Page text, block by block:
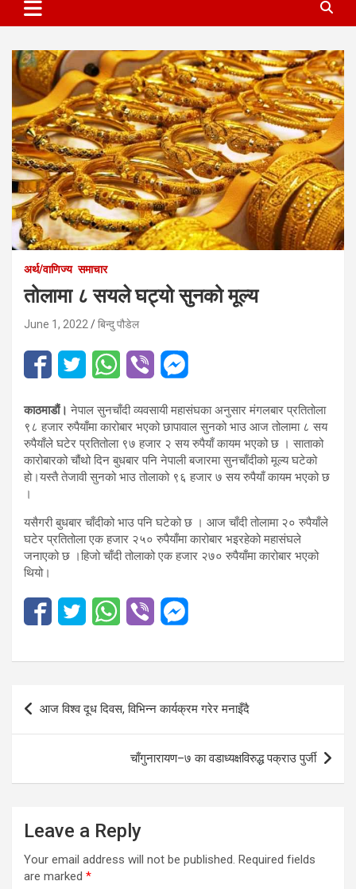
अर्थ/वाणिज्य समाचार
तोलामा ८ सयले घट्यो सुनको मूल्य
June 1, 2022 बिन्दु पौडेल
काठमाडौं। नेपाल सुनचाँदी व्यवसायी महासंघका अनुसार मंगलबार प्रतितोला
९८ हजार रुपैयाँमा कारोबार भएको छापावाल सुनको भाउ आज तोलामा ८ सय
रुपैयाँले घटेर प्रतितोला ९७ हजार २ सय रुपैयाँ कायम भएको छ । साताको
कारोबारको चौंथो दिन बुधबार पनि नेपाली बजारमा सुनचाँदीको मूल्य घटेको
हो।यस्तै तेजावी सुनको भाउ तोलाको ९६ हजार ७ सय रुपैयाँ कायम भएको छ
।
यसैगरी बुधबार चाँदीको भाउ पनि घटेको छ । आज चाँदी तोलामा २० रुपैयाँले
घटेर प्रतितोला एक हजार २५० रुपैयाँमा कारोबार भइरहेको महासंघले
जनाएको छ ।हिजो चाँदी तोलाको एक हजार २७० रुपैयाँमा कारोबार भएको
थियो।
Post
navigation
आज विश्व दूध दिवस, विभिन्न कार्यक्रम गरेर मनाइँदै
चाँगुनारायण–७ का वडाध्यक्षविरुद्ध पक्राउ पुर्जी
Leave a Reply
Your email address will not be published. Required fields
are marked *